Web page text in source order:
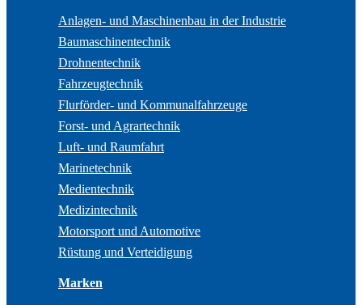
Anlagen- und Maschinenbau in der Industrie
Baumaschinentechnik
Drohnentechnik
Fahrzeugtechnik
Flurförder- und Kommunalfahrzeuge
Forst- und Agrartechnik
Luft- und Raumfahrt
Marinetechnik
Medientechnik
Medizintechnik
Motorsport und Automotive
Rüstung und Verteidigung
Marken